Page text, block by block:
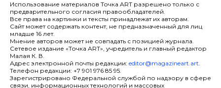
Использование материалов Точка ART разрешено только с
предварительного согласия правообладателей.
Все права на картинки и тексты принадлежат их авторам.
Сайт может содержать контент, не предназначенный для лиц
младше 16 лет.
Мнение авторов может не совпадать с позицией журнала.
Сетевое издание «Точка ART», учредитель и главный редактор
Малая К. В.
Адрес электронной почты редакции: editor@magazineart.art.
Телефон редакции: +7 901 976 85 95.
Зарегистрировано Федеральной службой по надзору в сфере
связи, информационных технологий и массовых